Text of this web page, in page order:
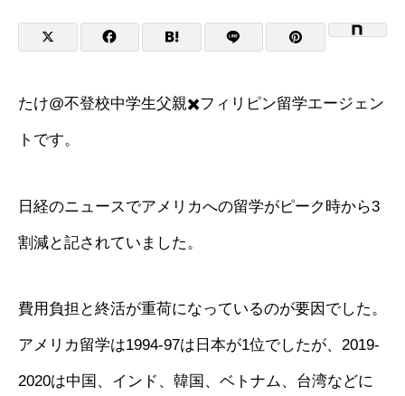
たけ@不登校中学生父親✖️フィリピン留学エージェン
トです。
日経のニュースでアメリカへの留学がピーク時から3
割減と記されていました。
費用負担と終活が重荷になっているのが要因でした。
アメリカ留学は1994-97は日本が1位でしたが、2019-
2020は中国、インド、韓国、ベトナム、台湾などに